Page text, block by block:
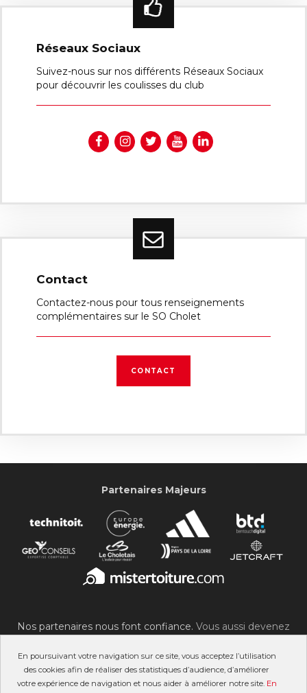
En poursuivant votre navigation sur ce site, vous acceptez l’utilisation
des cookies afin de réaliser des statistiques d’audience, d’améliorer
votre expérience de navigation et nous aider à améliorer notre site. En
Réseaux Sociaux
Suivez-nous sur nos différents Réseaux Sociaux
pour découvrir les coulisses du club
Contact
Contactez-nous pour tous renseignements
complémentaires sur le SO Cholet
CONTACT
Partenaires Majeurs
Nos partenaires nous font confiance. Vous aussi devenez